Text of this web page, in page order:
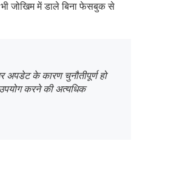
जोखिम में डाले बिना फेसबुक से
अपडेट के कारण चुनौतीपूर्ण हो
करने की अत्यधिक